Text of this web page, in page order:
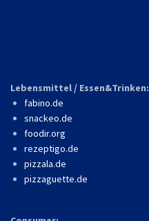
Lebensmittel / Essen&Trinken:
fabino.de
snackeo.de
foodir.org
rezeptigo.de
pizzala.de
pizzaguette.de